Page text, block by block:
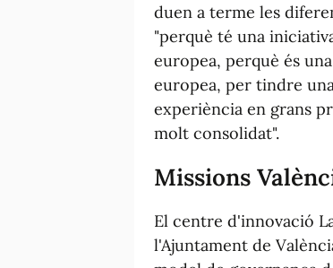
duen a terme les
"perquè té una
europea, perquè és
europea, per tindre
experiència en grans
molt consolidat".
Missions
El centre d'innovació
l'Ajuntament de